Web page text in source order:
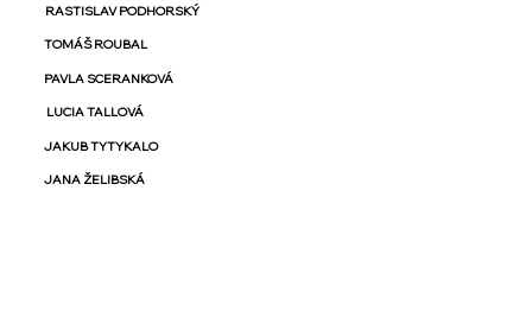
TOMÁŠ ROUBAL
RASTISLAV PODHORSKÝ
PAVLA SCERANKOVÁ
LUCIA TALLOVÁ
JAKUB TYTYKALO
JANA ŽELIBSKÁ